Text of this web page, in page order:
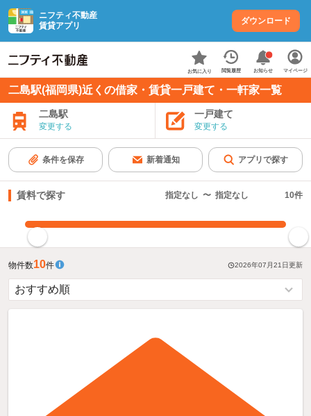
ニフティ不動産
賃貸アプリ
ダウンロード
お気に入り 閲覧履歴 お知らせ マイページ
二島駅(福岡県)近くの借家・賃貸一戸建て・一軒家一覧
二島駅
変更する
一戸建て
変更する
条件を保存 新着通知 アプリで探す
賃料で探す 指定なし 〜 指定なし 10件
物件数10件 2026年07月21日更新